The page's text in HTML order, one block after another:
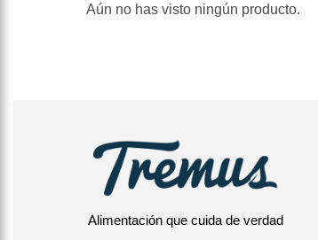
Aún no has visto ningún producto.
Alimentación que cuida de verdad